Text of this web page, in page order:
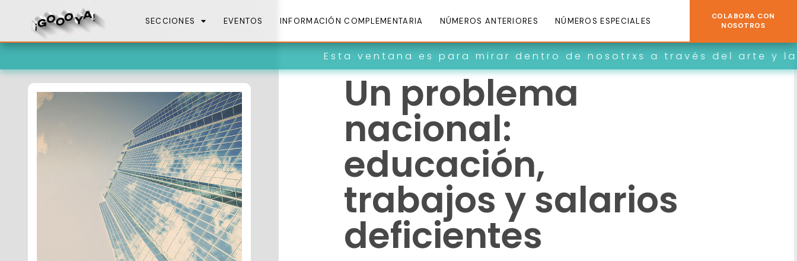
SECCIONES EVENTOS INFORMACIÓN COMPLEMENTARIA NÚMEROS ANTERIORES NÚMEROS ESPECIALES
COLABORA CON
NOSOTROS
Esta ventana es para mirar dentro de nosotrxs a través del arte y la
Un problema
nacional:
educación,
trabajos y salarios
deficientes